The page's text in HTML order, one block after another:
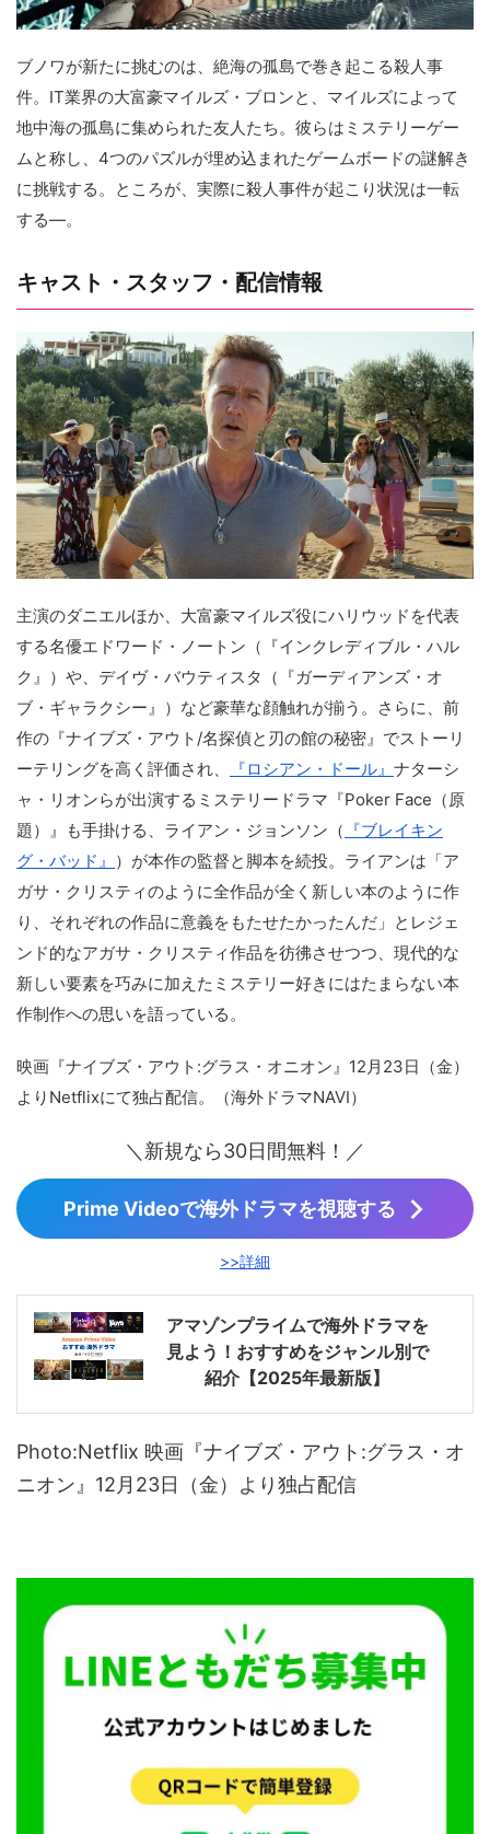
ブノワが新たに挑むのは、絶海の孤島で巻き起こる殺人事
件。IT業界の大富豪マイルズ・ブロンと、マイルズによって
地中海の孤島に集められた友人たち。彼らはミステリーゲー
ムと称し、4つのパズルが埋め込まれたゲームボードの謎解き
に挑戦する。ところが、実際に殺人事件が起こり状況は一転
する―。
キャスト・スタッフ・配信情報
主演のダニエルほか、大富豪マイルズ役にハリウッドを代表
する名優エドワード・ノートン（『インクレディブル・ハル
ク』）や、デイヴ・バウティスタ（『ガーディアンズ・オ
ブ・ギャラクシー』）など豪華な顔触れが揃う。さらに、前
作の『ナイブズ・アウト/名探偵と刃の館の秘密』でストーリ
ーテリングを高く評価され、
『ロシアン・ドール』 ナターシ
ャ・リオンらが出演するミステリードラマ『Poker Face（原
題）』も手掛ける、ライアン・ジョンソン（ 『ブレイキン
グ・バッド』 ）が本作の監督と脚本を続投。ライアンは「ア
ガサ・クリスティのように全作品が全く新しい本のように作
り、それぞれの作品に意義をもたせたかったんだ」とレジェ
ンド的なアガサ・クリスティ作品を彷彿させつつ、現代的な
新しい要素を巧みに加えたミステリー好きにはたまらない本
作制作への思いを語っている。
映画『ナイブズ・アウト:グラス・オニオン』12月23日（金）
よりNetflixにて独占配信。（海外ドラマNAVI）
＼新規なら30日間無料！／
Prime Videoで海外ドラマを視聴する
>>詳細
アマゾンプライムで海外ドラマを
見よう！おすすめをジャンル別で
紹介【2025年最新版】
Photo:Netflix 映画『ナイブズ・アウト:グラス・オ
ニオン』12月23日（金）より独占配信